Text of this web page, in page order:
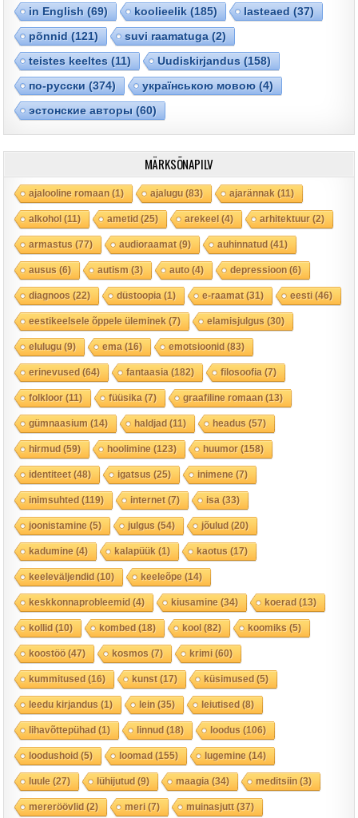
in English (69) koolieelik (185) lasteaed (37)
põnnid (121) suvi raamatuga (2)
teistes keeltes (11) Uudiskirjandus (158)
по-русски (374) українською мовою (4)
эстонские авторы (60)
MÄRKSÕNAPILV
ajalooline romaan(1) ajalugu(83) ajarännak (11)
alkohol(11) ametid(25) arekeel(4) arhitektuur(2)
armastus (77) audioraamat(9) auhinnatud(41)
ausus (6) autism (3) auto(4) depressioon(6)
diagnoos (22) düstoopia (1) e-raamat(31) eesti(46)
eestikeelsele õppele üleminek (7) elamisjulgus (30)
elulugu(9) ema (16) emotsioonid(83)
erinevused(64) fantaasia (182) filosoofia (7)
folkloor(11) füüsika (7) graafiline romaan(13)
gümnaasium (14) haldjad(11) headus (57)
hirmud(59) hoolimine (123) huumor(158)
identiteet(48) igatsus (25) inimene (7)
inimsuhted(119) internet(7) isa (33)
joonistamine (5) julgus (54) jõulud(20)
kadumine (4) kalapüük (1) kaotus (17)
keeleväljendid(10) keeleõpe (14)
keskkonnaprobleemid(4) kiusamine (34) koerad(13)
kollid(10) kombed(18) kool(82) koomiks (5)
koostöö(47) kosmos (7) krimi(60)
kummitused(16) kunst(17) küsimused(5)
leedu kirjandus (1) lein(35) leiutised(8)
lihavõttepühad(1) linnud(18) loodus (106)
loodushoid(5) loomad(155) lugemine (14)
luule (27) lühijutud(9) maagia (34) meditsiin(3)
mereröövlid(2) meri(7) muinasjutt(37)